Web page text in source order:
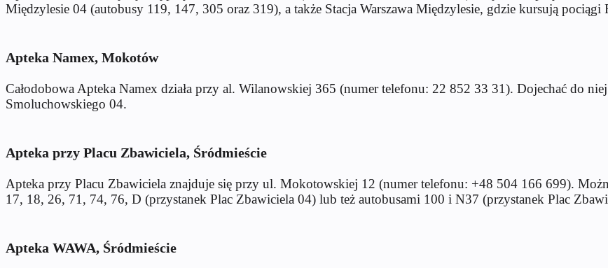
Międzylesie 04 (autobusy 119, 147, 305 oraz 319), a także Stacja Warszawa Międzylesie, gdzie kursują
Apteka Namex, Mokotów
Całodobowa Apteka Namex działa przy al. Wilanowskiej 365 (numer telefonu: 22 852 33 31). Dojechać do
Smoluchowskiego 04.
Apteka przy Placu Zbawiciela, Śródmieście
Apteka przy Placu Zbawiciela znajduje się przy ul. Mokotowskiej 12 (numer telefonu: +48 504 166 699).
17, 18, 26, 71, 74, 76, D (przystanek Plac Zbawiciela 04) lub też autobusami 100 i N37 (przystanek Plac
Apteka WAWA, Śródmieście